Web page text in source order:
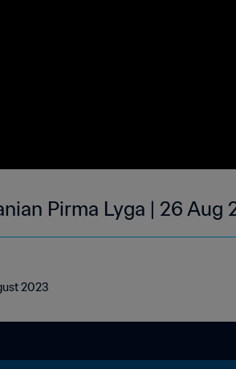
Pirma Lyga | 26 Aug
2023